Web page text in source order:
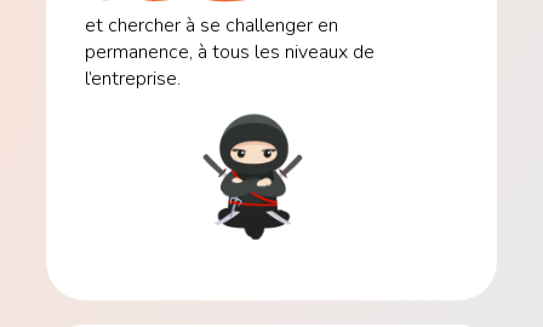
et chercher à se challenger en
permanence, à tous les niveaux de
l’entreprise.